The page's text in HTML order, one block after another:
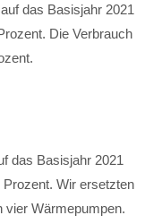
das Basisjahr 2021
Die Verbrauch
das Basisjahr 2021
Wir ersetzten
vier Wärmepumpen.